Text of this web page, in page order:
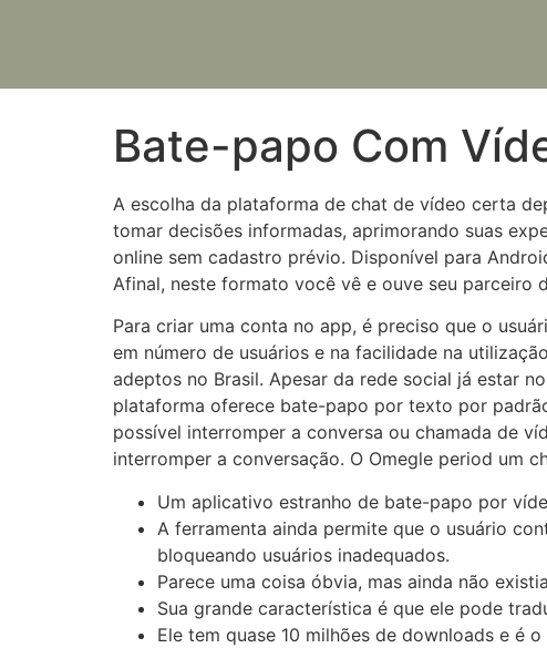
Bate-papo Com
A escolha da plataforma de chat de vídeo certa
tomar decisões informadas, aprimorando suas
online sem cadastro prévio. Disponível para
Afinal, neste formato você vê e ouve seu parceiro
Para criar uma conta no app, é preciso que o
em número de usuários e na facilidade na
adeptos no Brasil. Apesar da rede social já estar
plataforma oferece bate-papo por texto por
possível interromper a conversa ou chamada de
interromper a conversação. O Omegle period um
Um aplicativo estranho de bate-papo por
A ferramenta ainda permite que o usuário
bloqueando usuários inadequados.
Parece uma coisa óbvia, mas ainda não
Sua grande característica é que ele pode
Ele tem quase 10 milhões de downloads e é